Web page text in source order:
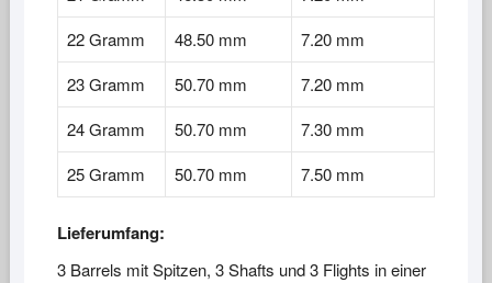
22 Gramm
48.50 mm
7.20 mm
23 Gramm
50.70 mm
7.20 mm
24 Gramm
50.70 mm
7.30 mm
25 Gramm
50.70 mm 7.50 mm
Lieferumfang:
3 Barrels mit Spitzen, 3 Shafts und 3 Flights in einer